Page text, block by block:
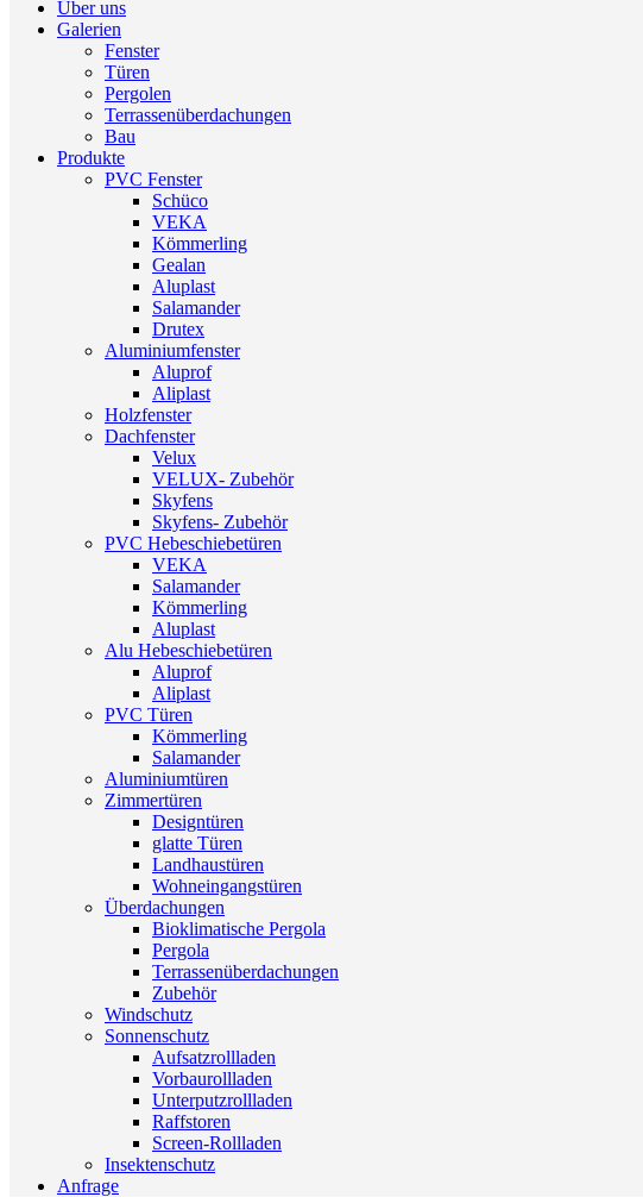
Über uns
Galerien
Fenster
Türen
Pergolen
Terrassenüberdachungen
Bau
Produkte
PVC Fenster
Schüco
VEKA
Kömmerling
Gealan
Aluplast
Salamander
Drutex
Aluminiumfenster
Aluprof
Aliplast
Holzfenster
Dachfenster
Velux
VELUX- Zubehör
Skyfens
Skyfens- Zubehör
PVC Hebeschiebetüren
VEKA
Salamander
Kömmerling
Aluplast
Alu Hebeschiebetüren
Aluprof
Aliplast
PVC Türen
Kömmerling
Salamander
Aluminiumtüren
Zimmertüren
Designtüren
glatte Türen
Landhaustüren
Wohneingangstüren
Überdachungen
Bioklimatische Pergola
Pergola
Terrassenüberdachungen
Zubehör
Windschutz
Sonnenschutz
Aufsatzrollladen
Vorbaurollladen
Unterputzrollladen
Raffstoren
Screen-Rollladen
Insektenschutz
Anfrage